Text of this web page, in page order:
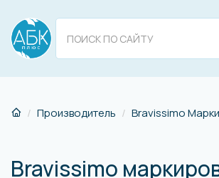
Производитель Bravissimo
Bravissimo